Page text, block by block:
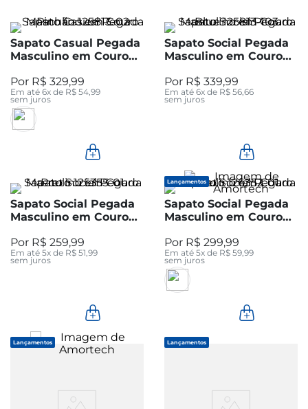
Sapato Casual Pegada
Masculino em Couro
R$ 329,99
Em até 6x de R$ 54,99
sem juros
Sapato Social Pegada
Masculino em Couro
R$ 339,99
Em até 6x de R$ 56,66
sem juros
Sapato Social Pegada
Masculino em Couro
R$ 259,99
Em até 5x de R$ 51,99
sem juros
Lançamentos
Sapato Social Pegada
Masculino em Couro
R$ 299,99
Em até 5x de R$ 59,99
sem juros
Lançamentos Lançamentos